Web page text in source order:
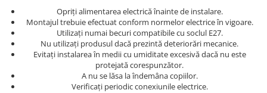
miscare,crepuscular,dulii cu
senzor
Veioze/Lămpi/lampa de veghe
Opriți alimentarea electrică înainte de instalare.
Montajul trebuie efectuat conform normelor electrice în vigoare.
Utilizați numai becuri compatibile cu soclul E27.
Nu utilizați produsul dacă prezintă deteriorări mecanice.
Evitați instalarea în medii cu umiditate excesivă dacă nu este
protejată corespunzător.
A nu se lăsa la îndemâna copiilor.
Verificați periodic conexiunile electrice.